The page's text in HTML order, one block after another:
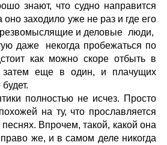
знают, что судно направится
оно заходило уже не раз и где его
и деловые люди,
даже некогда пробежаться по
как можно скоре отбыть в
еще в один, и плачущих
полностью не исчез. Просто
на ту, что прославляется
Впрочем, такой, какой она
же, и в самом деле никогда